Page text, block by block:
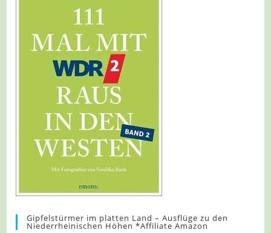
Gipfelstürmer im platten Land – Ausflüge zu den
Niederrheinischen Höhen *Affiliate Amazon